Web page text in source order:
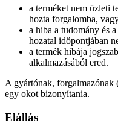
a terméket nem üzleti
hozta forgalomba,
a hiba a tudomány és
hozatal időpontjában
a termék hibája
alkalmazásából ered.
A gyártónak, forgalmazónak
egy okot bizonyítania.
Elállás